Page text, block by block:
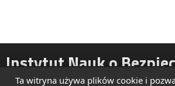
Ta witryna używa plików cookie i
Instytut Nauk o
ul. Żytnia 39